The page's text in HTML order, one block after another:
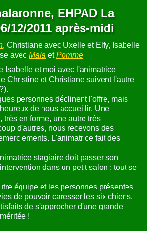
EHPAD La
12/2011 après-midi
, Christiane avec Uxelle et Elfy, Isabelle
avec Mala etPomme
Isabelle et moi avec l'animatrice
Christine et Christiane suivent l'autre
personnes déclinent l'offre, mais
de nous accueillir. Une
très en forme, une autre très
d'autres, nous recevons des
L'animatrice fait des
stagiaire doit passer son
dans un petit salon : tout se
équipe et les personnes présentes
de pouvoir caresser les six chiens.
de s'approcher d'une grande
!